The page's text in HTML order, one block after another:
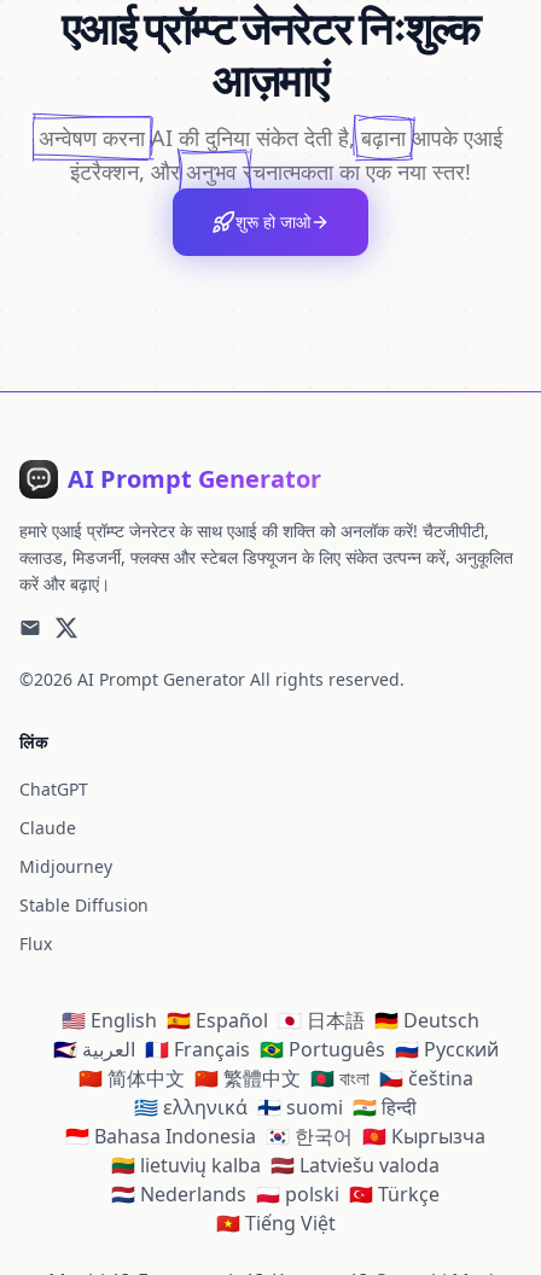
एआई प्रॉम्प्ट जेनरेटर निःशुल्क
आज़माएं
अन्वेषण करना AI की दुनिया संकेत देती है, बढ़ाना आपके एआई
इंटरैक्शन, और अनुभव रचनात्मकता का एक नया स्तर!
शुरू हो जाओ
AI Prompt Generator
हमारे एआई प्रॉम्प्ट जेनरेटर के साथ एआई की शक्ति को अनलॉक करें! चैटजीपीटी,
क्लाउड, मिडजर्नी, फ्लक्स और स्टेबल डिफ्यूजन के लिए संकेत उत्पन्न करें, अनुकूलित
करें और बढ़ाएं।
©2026 AI Prompt Generator All rights reserved.
लिंक
ChatGPT
Claude
Midjourney
Stable Diffusion
Flux
🇺🇸 English 🇪🇸 Español 🇯🇵 日本語 🇩🇪 Deutsch
🇸🇦 العربية 🇫🇷 Français 🇧🇷 Português 🇷🇺 Русский
🇨🇳 简体中文 🇨🇳 繁體中文 🇧🇩 বাংলা 🇨🇿 čeština
🇬🇷 ελληνικά 🇫🇮 suomi 🇮🇳 हिन्दी
🇮🇩 Bahasa Indonesia 🇰🇷 한국어 🇰🇬 Кыргызча
🇱🇹 lietuvių kalba 🇱🇻 Latviešu valoda
🇳🇱 Nederlands 🇵🇱 polski 🇹🇷 Türkçe
🇻🇳 Tiếng Việt